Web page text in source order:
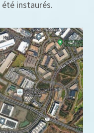
instaurés.